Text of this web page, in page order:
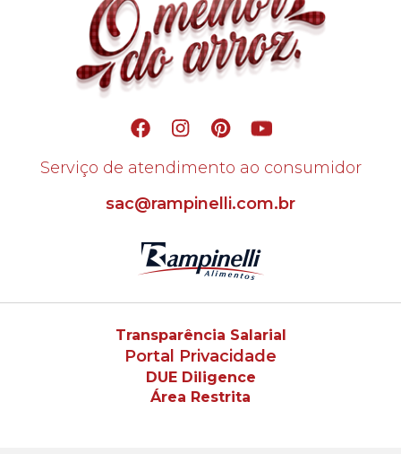
Serviço de atendimento ao consumidor
sac@rampinelli.com.br
Transparência Salarial
Portal Privacidade
DUE Diligence
Área Restrita